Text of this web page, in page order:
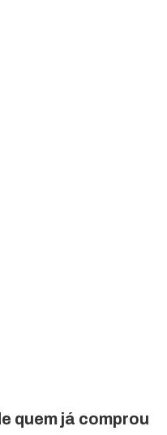
quem já comprou